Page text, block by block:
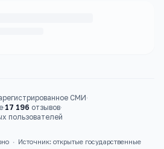
СМИ·
·17 196 отзывов·
пользователей
·
Источник: открытые государственные